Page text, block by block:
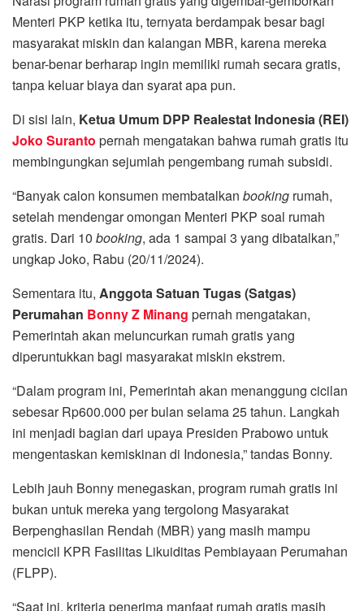
Menteri PKP ketika itu, ternyata berdampak besar bagi
masyarakat miskin dan kalangan MBR, karena mereka
benar-benar berharap ingin memiliki rumah secara gratis,
tanpa keluar biaya dan syarat apa pun.
Di sisi lain, Ketua Umum DPP Realestat Indonesia (REI)
Joko Suranto pernah mengatakan bahwa rumah gratis itu
membingungkan sejumlah pengembang rumah subsidi.
“Banyak calon konsumen membatalkan booking rumah,
setelah mendengar omongan Menteri PKP soal rumah
gratis. Dari 10 booking, ada 1 sampai 3 yang dibatalkan,”
ungkap Joko, Rabu (20/11/2024).
Sementara itu, Anggota Satuan Tugas (Satgas)
Perumahan Bonny Z Minang pernah mengatakan,
Pemerintah akan meluncurkan rumah gratis yang
diperuntukkan bagi masyarakat miskin ekstrem.
“Dalam program ini, Pemerintah akan menanggung cicilan
sebesar Rp600.000 per bulan selama 25 tahun. Langkah
ini menjadi bagian dari upaya Presiden Prabowo untuk
mengentaskan kemiskinan di Indonesia,” tandas Bonny.
Lebih jauh Bonny menegaskan, program rumah gratis ini
bukan untuk mereka yang tergolong Masyarakat
Berpenghasilan Rendah (MBR) yang masih mampu
mencicil KPR Fasilitas Likuiditas Pembiayaan Perumahan
(FLPP).
“Saat ini, kriteria penerima manfaat rumah gratis masih